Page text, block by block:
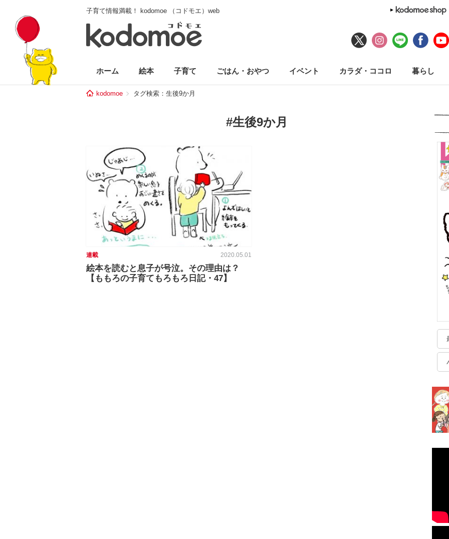
子育て情報満載！ kodomoe （コドモエ）web
ホーム 絵本 子育て ごはん・おやつ イベント カラダ・ココロ 暮らし
kodomoe タグ検索：生後9か月
#生後9か月
連載 2020.05.01
絵本を読むと息子が号泣。その理由は？
【ももろの子育てもろもろ日記・47】